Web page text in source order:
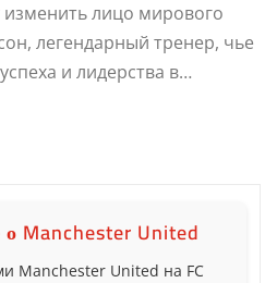
изменить лицо мирового
легендарный тренер, чье
и лидерства в…
Manchester United
Manchester United на FC